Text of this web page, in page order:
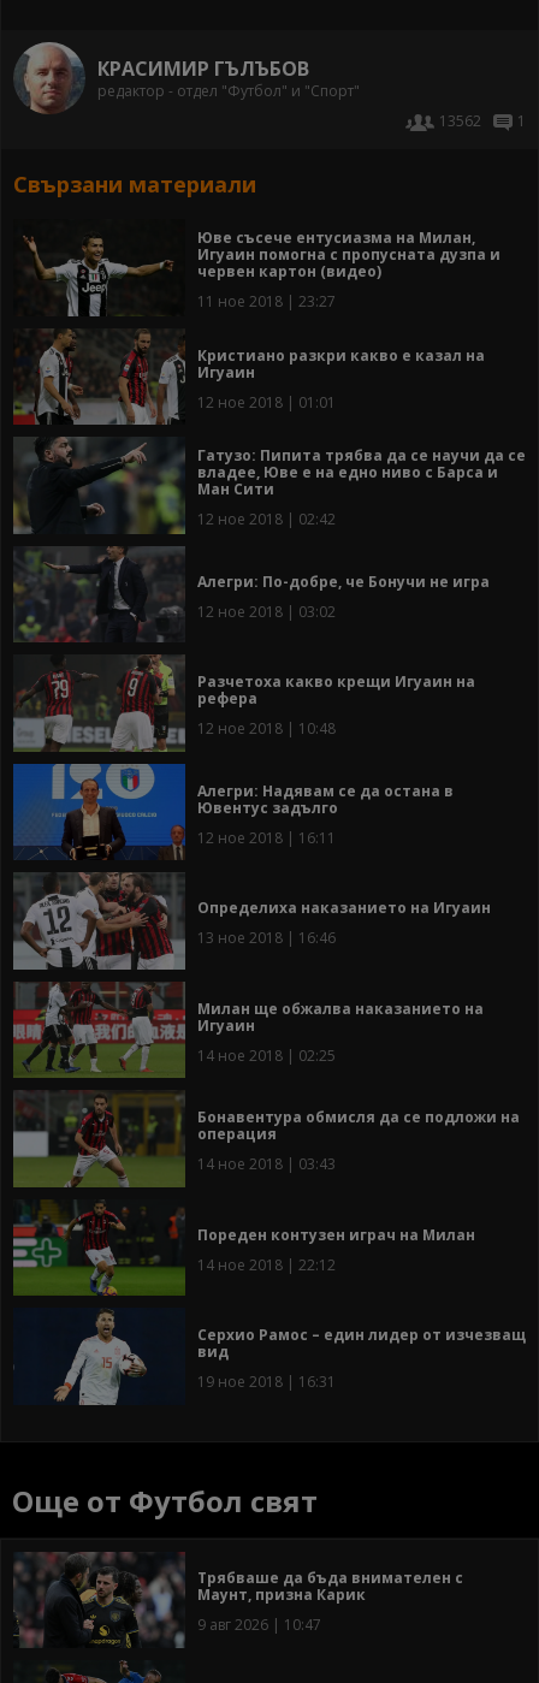
КРАСИМИР ГЪЛЪБОВ
редактор - отдел "Футбол" и "Спорт"
13562
1
Свързани материали
Юве съсече ентусиазма на Милан,
Игуаин помогна с пропусната дузпа и
червен картон (видео)
11 ное 2018 | 23:27
Кристиано разкри какво е казал на
Игуаин
12 ное 2018 | 01:01
Гатузо: Пипита трябва да се научи да се
владее, Юве е на едно ниво с Барса и
Ман Сити
12 ное 2018 | 02:42
Алегри: По-добре, че Бонучи не игра
12 ное 2018 | 03:02
Разчетоха какво крещи Игуаин на
рефера
12 ное 2018 | 10:48
Алегри: Надявам се да остана в
Ювентус задълго
12 ное 2018 | 16:11
Определиха наказанието на Игуаин
13 ное 2018 | 16:46
Милан ще обжалва наказанието на
Игуаин
14 ное 2018 | 02:25
Бонавентура обмисля да се подложи на
операция
14 ное 2018 | 03:43
Пореден контузен играч на Милан
14 ное 2018 | 22:12
Серхио Рамос – един лидер от изчезващ
вид
19 ное 2018 | 16:31
Още от Футбол свят
Трябваше да бъда внимателен с
Маунт, призна Карик
9 авг 2026 | 10:47